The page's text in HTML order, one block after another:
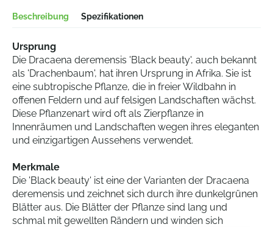
Beschreibung Spezifikationen
Ursprung
Die Dracaena deremensis 'Black beauty', auch bekannt
als 'Drachenbaum', hat ihren Ursprung in Afrika. Sie ist
eine subtropische Pflanze, die in freier Wildbahn in
offenen Feldern und auf felsigen Landschaften wächst.
Diese Pflanzenart wird oft als Zierpflanze in
Innenräumen und Landschaften wegen ihres eleganten
und einzigartigen Aussehens verwendet.
Merkmale
Die 'Black beauty' ist eine der Varianten der Dracaena
deremensis und zeichnet sich durch ihre dunkelgrünen
Blätter aus. Die Blätter der Pflanze sind lang und
schmal mit gewellten Rändern und winden sich